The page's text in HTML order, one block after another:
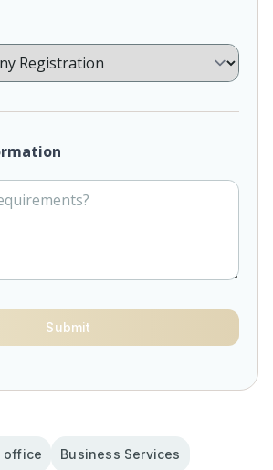
Submit
office Business Services